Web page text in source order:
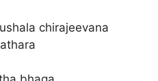
chirajeevana